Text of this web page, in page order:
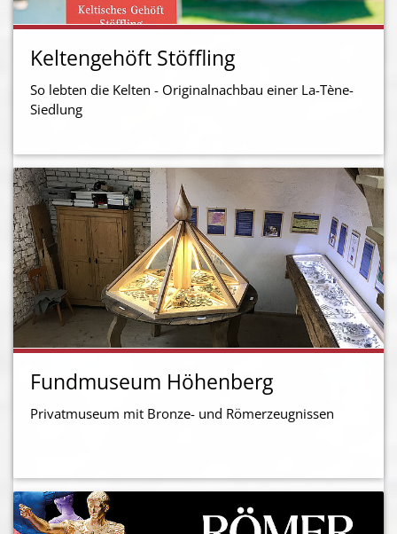
Keltengehöft Stöffling
So lebten die Kelten - Originalnachbau einer La-Tène-
Siedlung
Fundmuseum Höhenberg
Privatmuseum mit Bronze- und Römerzeugnissen